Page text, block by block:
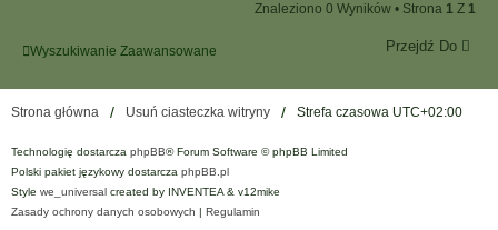
Znaleziono 0 Wyników • Strona 1 Z 1
Wyszukiwanie Zaawansowane Przejdź Do
Strona główna Usuń ciasteczka witryny Strefa czasowa UTC+02:00
Technologię dostarcza phpBB® Forum Software © phpBB Limited
Polski pakiet językowy dostarcza phpBB.pl
Style we_universal created by INVENTEA & v12mike
Zasady ochrony danych osobowych | Regulamin